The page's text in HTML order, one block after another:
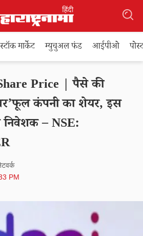
स्टॉक मार्केट म्युचुअल फंड आईपीओ
Price | पैसे की
कंपनी का शेयर, इस
– NSE:
PM